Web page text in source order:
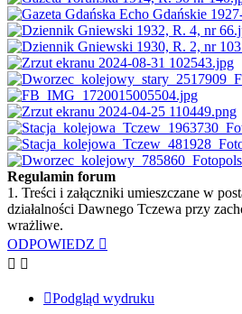
Regulamin forum
1. Treści i załączniki umieszczane w
działalności Dawnego Tczewa przy
wrażliwe.
ODPOWIEDZ
Podgląd wydruku